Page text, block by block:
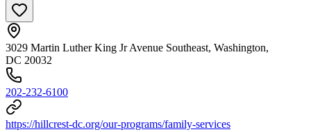
3029 Martin Luther King Jr Avenue Southeast, Washington,
DC 20032
202-232-6100
https://hillcrest-dc.org/our-programs/family-services